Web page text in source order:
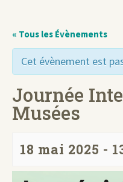
« Tous les Évènements
Cet évènement est
Journée
Musées
18 mai 2025 -